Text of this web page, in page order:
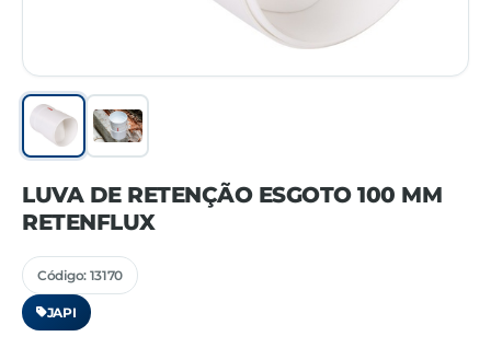
LUVA DE RETENÇÃO ESGOTO 100 MM
RETENFLUX
Código: 13170
JAPI